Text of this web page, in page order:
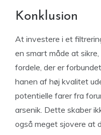
Konklusion
At investere i et
en smart måde at
fordele, der er
hanen af høj kvalitet
potentielle farer fra
arsenik. Dette skaber
også meget sjovere at